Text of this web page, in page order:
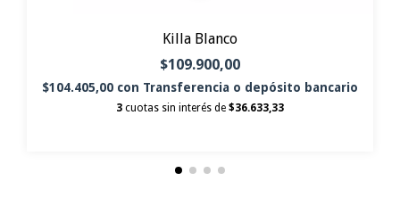
Killa Blanco
$109.900,00
$104.405,00 con Transferencia o depósito bancario
3 cuotas sin interés de $36.633,33